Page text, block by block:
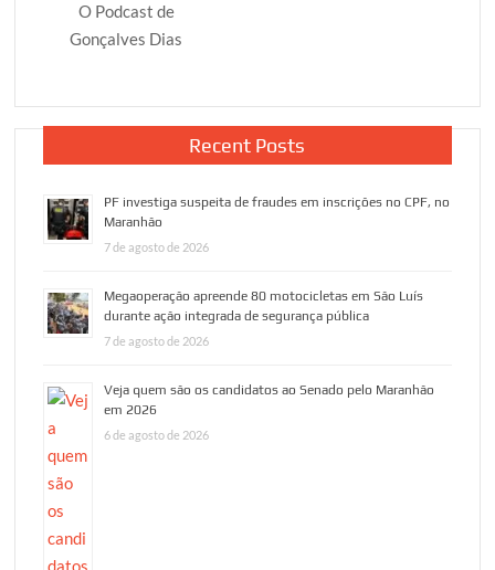
O Podcast de
Gonçalves Dias
Recent Posts
PF investiga suspeita de fraudes em inscrições no CPF, no
Maranhão
7 de agosto de 2026
Megaoperação apreende 80 motocicletas em São Luís
durante ação integrada de segurança pública
7 de agosto de 2026
Veja quem são os candidatos ao Senado pelo Maranhão
em 2026
6 de agosto de 2026